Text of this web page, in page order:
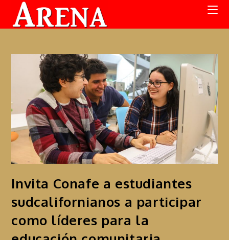
Invita Conafe a estudiantes
sudcalifornianos a participar
como líderes para la